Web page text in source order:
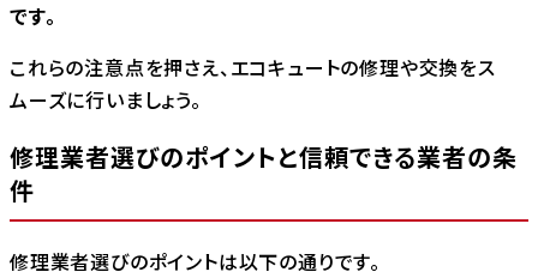
です。
これらの注意点を押さえ、エコキュートの修理や交換をス
ムーズに行いましょう。
修理業者選びのポイントと信頼できる業者の条
件
修理業者選びのポイントは以下の通りです。